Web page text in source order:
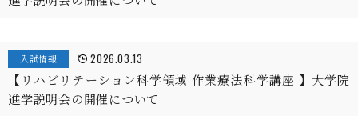
入試情報 2026.03.13
【リハビリテーション科学領域 作業療法科学講座 】大学院
進学説明会の開催について